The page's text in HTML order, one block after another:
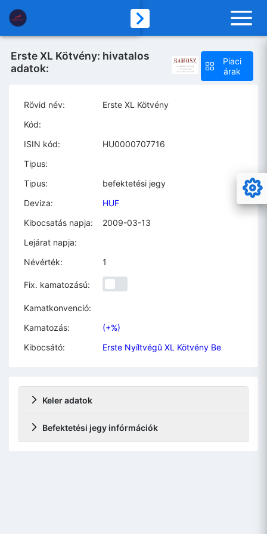
Erste XL Kötvény: hivatalos
adatok:
Piaci
árak
Rövid név:
Erste XL Kötvény
Kód:
ISIN kód:
HU0000707716
Tipus:
Tipus:
befektetési jegy
Deviza:
HUF
Kibocsatás napja:
2009-03-13
Lejárat napja:
Névérték:
1
Fix. kamatozású:
Kamatkonvenció:
Kamatozás:
(+%)
Kibocsátó:
Erste Nyíltvégû XL Kötvény Be
Keler adatok
Befektetési jegy infórmációk